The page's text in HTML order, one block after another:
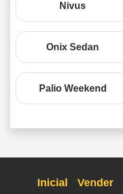
Nivus
Onix Sedan
Palio Weekend
Inicial Vender